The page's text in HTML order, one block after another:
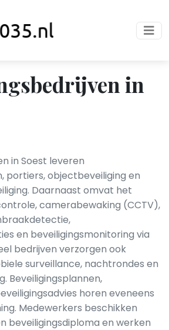
in
in Soest leveren
portiers, objectbeveiliging en
Daarnaast omvat het
camerabewaking (CCTV),
en beveiligingsmonitoring via
bedrijven verzorgen ook
surveillance, nachtrondes en
Beveiligingsplannen,
horen eveneens
Medewerkers beschikken
beveiligingsdiploma en werken